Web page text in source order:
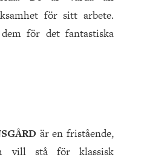
för sitt arbete.
för det fantastiska
är en fristående,
vill stå för klassisk